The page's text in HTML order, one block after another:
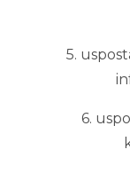
5.
6.